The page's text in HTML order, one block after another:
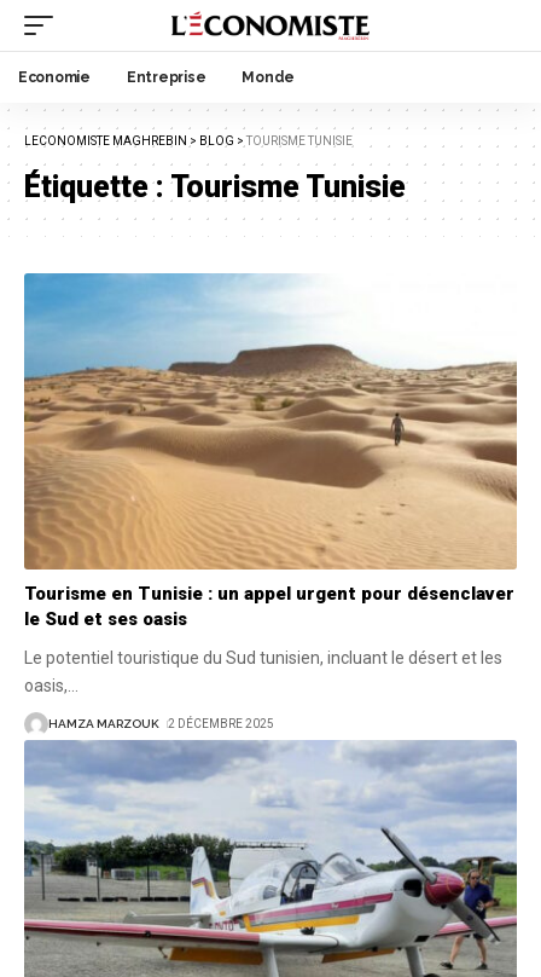
Economie Entreprise Monde
LECONOMISTE MAGHREBIN > BLOG >TOURISME TUNISIE
Étiquette : Tourisme Tunisie
Tourisme en Tunisie : un appel urgent pour désenclaver
le Sud et ses oasis
Le potentiel touristique du Sud tunisien, incluant le désert et les
oasis,
HAMZA MARZOUK 2 DÉCEMBRE 2025